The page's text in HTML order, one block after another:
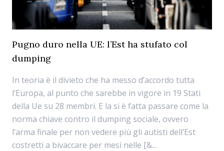
Pugno duro nella UE: l’Est ha stufato col
dumping
In teoria è il divieto che ha messo d’accordo tutta
l’Europa, al punto che sarebbe in vigore in 19 Stati
della Ue su 28 membri. E la si è fatta passare come la
norma chiave contro il dumping sociale, ovvero
l’arma finale per non vedere più gli autisti dell’Est
costretti a bivaccare per mesi nelle [&...